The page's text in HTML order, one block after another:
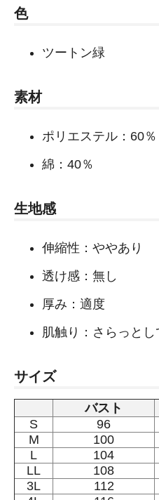
色
ツートン緑
素材
ポリエステル：60％
綿：40％
生地感
伸縮性：ややあり
透け感：無し
厚み：適度
肌触り：さらっと
サイズ
バスト
S
96
M
100
L
104
LL
108
3L
112